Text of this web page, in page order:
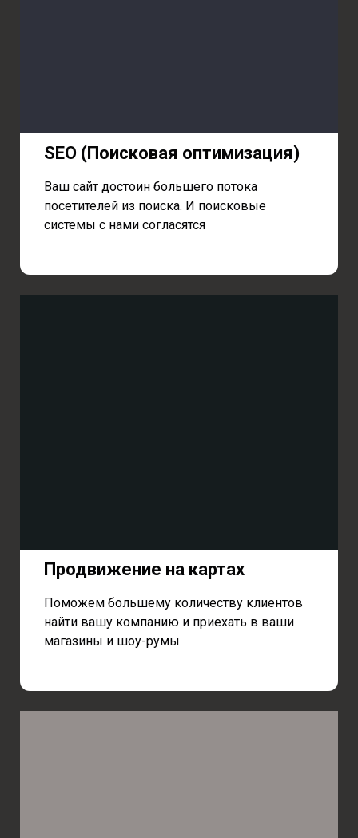
SEO (Поисковая оптимизация)
Ваш сайт достоин большего потока
посетителей из поиска. И поисковые
системы с нами согласятся
Продвижение на картах
Поможем большему количеству клиентов
найти вашу компанию и приехать в ваши
магазины и шоу-румы